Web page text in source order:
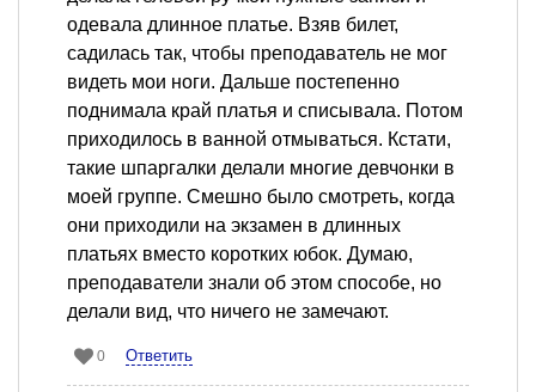
одевала длинное платье. Взяв билет,
садилась так, чтобы преподаватель не мог
видеть мои ноги. Дальше постепенно
поднимала край платья и списывала. Потом
приходилось в ванной отмываться. Кстати,
такие шпаргалки делали многие девчонки в
моей группе. Смешно было смотреть, когда
они приходили на экзамен в длинных
платьях вместо коротких юбок. Думаю,
преподаватели знали об этом способе, но
делали вид, что ничего не замечают.
0 Ответить